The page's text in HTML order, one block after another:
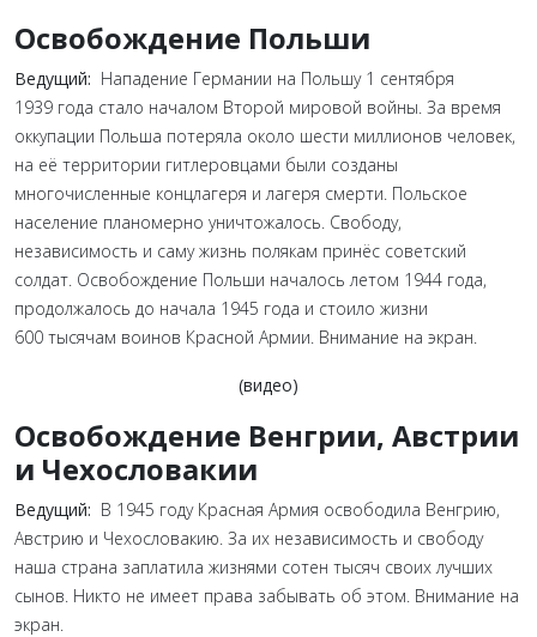
Освобождение Польши
Ведущий: Нападение Германии на Польшу 1 сентября
1939 года стало началом Второй мировой войны. За время
оккупации Польша потеряла около шести миллионов человек,
на её территории гитлеровцами были созданы
многочисленные концлагеря и лагеря смерти. Польское
население планомерно уничтожалось. Свободу,
независимость и саму жизнь полякам принёс советский
солдат. Освобождение Польши началось летом 1944 года,
продолжалось до начала 1945 года и стоило жизни
600 тысячам воинов Красной Армии. Внимание на экран.
(видео)
Освобождение Венгрии, Австрии
и Чехословакии
Ведущий: В 1945 году Красная Армия освободила Венгрию,
Австрию и Чехословакию. За их независимость и свободу
наша страна заплатила жизнями сотен тысяч своих лучших
сынов. Никто не имеет права забывать об этом. Внимание на
экран.